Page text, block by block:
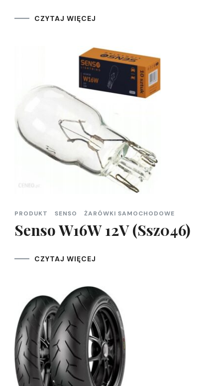
CZYTAJ WIĘCEJ
PRODUKT SENSO ŻARÓWKI SAMOCHODOWE
Senso W16W 12V (Ssz046)
CZYTAJ WIĘCEJ